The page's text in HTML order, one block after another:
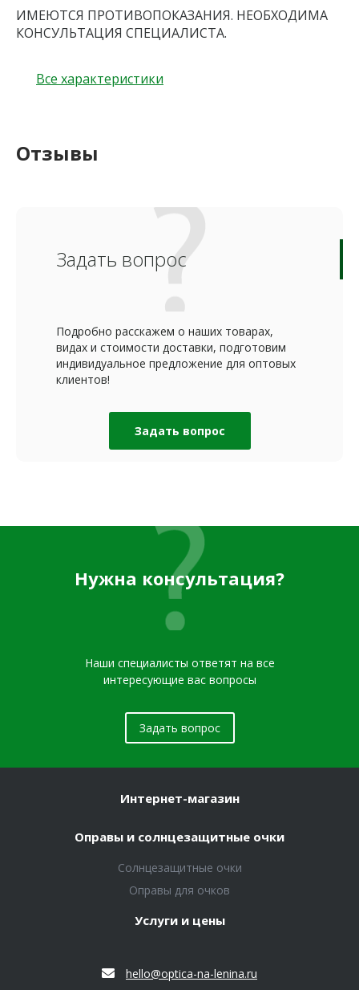
ИМЕЮТСЯ ПРОТИВОПОКАЗАНИЯ. НЕОБХОДИМА
КОНСУЛЬТАЦИЯ СПЕЦИАЛИСТА.
Все характеристики
Отзывы
Задать вопрос
Подробно расскажем о наших товарах,
видах и стоимости доставки, подготовим
индивидуальное предложение для оптовых
клиентов!
Задать вопрос
Нужна консультация?
Наши специалисты ответят на все
интересующие вас вопросы
Задать вопрос
Интернет-магазин
Оправы и солнцезащитные очки
Солнцезащитные очки
Оправы для очков
Услуги и цены
hello@optica-na-lenina.ru